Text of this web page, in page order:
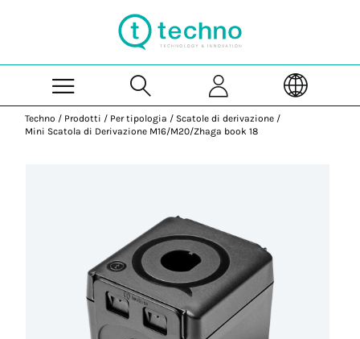
Techno / Prodotti / Per tipologia / Scatole di derivazione /
Mini Scatola di Derivazione M16/M20/Zhaga book 18